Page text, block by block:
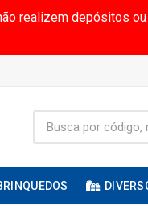
realizem depósitos